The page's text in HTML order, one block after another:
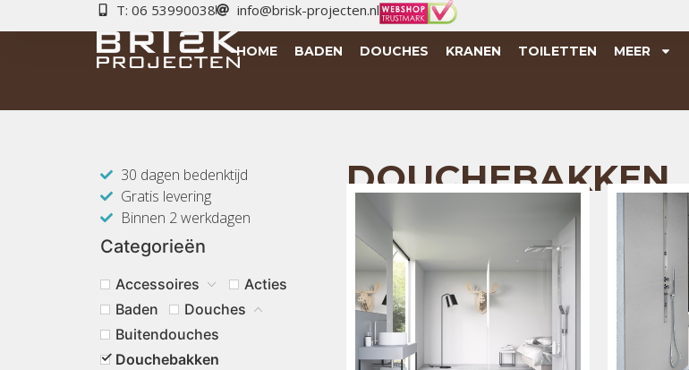
T: 06 53990038 info@brisk-projecten.nl
HOME BADEN DOUCHES KRANEN TOILETTEN MEER
30 dagen bedenktijd
Gratis levering
Binnen 2 werkdagen
Categorieën
Accessoires
Acties
Baden
Douches
Buitendouches
Douchebakken
DOUCHEBAKKEN